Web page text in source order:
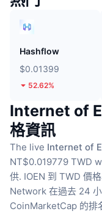
Hashflow
$0.01399
52.62%
Internet of
格資訊
The live Internet of
NT$0.019779 TWD
供. IOEN 到 TWD 價
Network 在過去 24
CoinMarketCap 的排